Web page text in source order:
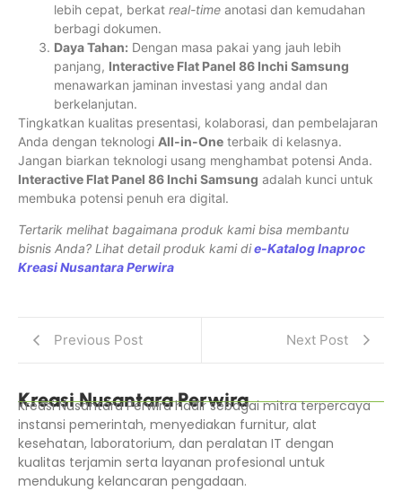
lebih cepat, berkat real-time anotasi dan kemudahan
berbagi dokumen.
Daya Tahan: Dengan masa pakai yang jauh lebih
panjang, Interactive Flat Panel 86 Inchi Samsung
menawarkan jaminan investasi yang andal dan
berkelanjutan.
Tingkatkan kualitas presentasi, kolaborasi, dan pembelajaran
Anda dengan teknologi All-in-One terbaik di kelasnya.
Jangan biarkan teknologi usang menghambat potensi Anda.
Interactive Flat Panel 86 Inchi Samsung adalah kunci untuk
membuka potensi penuh era digital.
Tertarik melihat bagaimana produk kami bisa membantu
bisnis Anda? Lihat detail produk kami die-Katalog Inaproc
Kreasi Nusantara Perwira
Previous Post Next Post
Kreasi Nusantara Perwira
Kreasi Nusantara Perwira hadir sebagai mitra terpercaya
instansi pemerintah, menyediakan furnitur, alat
kesehatan, laboratorium, dan peralatan IT dengan
kualitas terjamin serta layanan profesional untuk
mendukung kelancaran pengadaan.